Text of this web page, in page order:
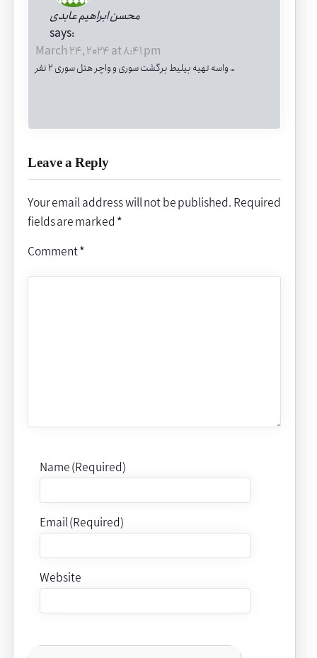
محسن ابراهیم عابدی
says:
March 24, 2024 at 8:41 pm
واسه تهیه بیلیط برگشت سوری و واچر هتل سوری ۲ نفر …
Leave a Reply
Your email address will not be published. Required
fields are marked *
Comment*
Name (Required)
Email (Required)
Website